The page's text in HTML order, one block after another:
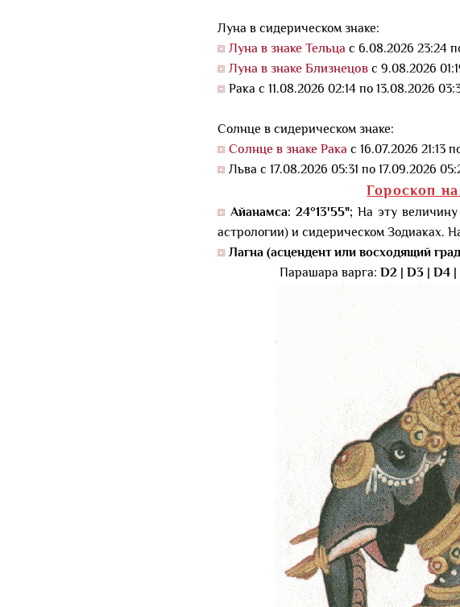
Луна в сидерическом знаке:
Луна в знаке Тельца c 6.08.2026 23:24
Луна в знаке Близнецовc 9.08.2026
Рака c 11.08.2026 02:14 по 13.08.2026
Солнце в сидерическом знаке:
Солнце в знаке Рака c 16.07.2026 21:13
Льва c 17.08.2026 05:31 по 17.09.2026
Гороскоп
Айанамса: 24°13'55"; На эту
астрологии) и сидерическом Зодиаках.
Лагна (асцендент или восходящий
Парашара варга: D2 | D3| D4|